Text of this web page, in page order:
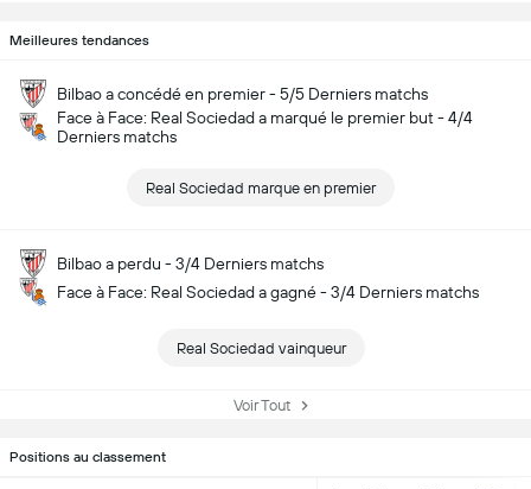
Meilleures tendances
Bilbao a concédé en premier - 5/5 Derniers matchs
Face à Face: Real Sociedad a marqué le premier but - 4/4
Derniers matchs
Real Sociedad marque en premier
Bilbao a perdu - 3/4 Derniers matchs
Face à Face: Real Sociedad a gagné - 3/4 Derniers matchs
Real Sociedad vainqueur
Voir Tout
Positions au classement